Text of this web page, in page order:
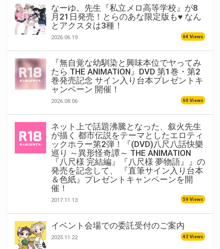
なーゆ。先生『私立メロ高等学校』が8
月21日発売！とらのあな限定版も♥ なん
とアクスタは3種！
2026.06.19 64 Views
『無自覚な幼馴染と興味本位でヤってみ
たら THE ANIMATION』DVD 第1巻・第2
巻発売記念 サイン入り台本プレゼントキ
ャンペーン 開催！
2026.08.06 60 Views
ネット上で話題沸騰となった、叙火先生
が描く 都市伝説をテーマとしたエロティ
ックホラー第2弾！『(DVD)八尺八話快樂
巡り ～異形怪奇譚～ THE ANIMATION
『八尺様 完結編』『八尺様 夢物語』』の
発売を記念して、 『直筆サイン入り台本
＆色紙』プレゼントキャンペーンを開
催！
2017.11.13 59 Views
イベント会場での委託受付のご案内
2025.11.22 43 Views